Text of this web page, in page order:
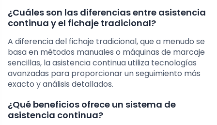
¿Cuáles son las diferencias entre asistencia
continua y el fichaje tradicional?
A diferencia del fichaje tradicional, que a menudo se
basa en métodos manuales o máquinas de marcaje
sencillas, la asistencia continua utiliza tecnologías
avanzadas para proporcionar un seguimiento más
exacto y análisis detallados.
¿Qué beneficios ofrece un sistema de
asistencia continua?